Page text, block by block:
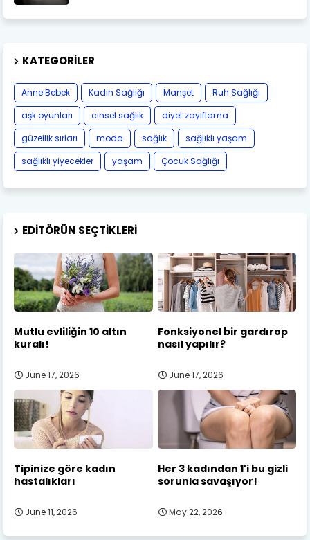
KATEGORILER
Anne Bebek Kadın Sağlığı Manşet
Ruh Sağlığı
aşk oyunları
cinsel sağlık
diyet zayıflama
güzellik sırları
moda sağlık
sağlıklı yaşam
sağlıklı yiyecekler
yaşam Çocuk Sağlığı
EDITÖRÜN SEÇTIKLERI
Mutlu evliliğin 10 altın
kuralı!
June 17, 2026
Fonksiyonel bir gardırop
nasıl yapılır?
June 17, 2026
Tipinize göre kadın
hastalıkları
June 11, 2026
Her 3 kadından 1'i bu gizli
sorunla savaşıyor!
May 22, 2026